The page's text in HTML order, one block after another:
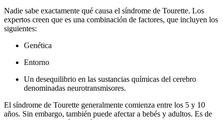
Nadie sabe exactamente qué causa el síndrome de Tourette. Los
expertos creen que es una combinación de factores, que incluyen los
siguientes:
Genética
Entorno
Un desequilibrio en las sustancias químicas del cerebro
denominadas neurotransmisores.
El síndrome de Tourette generalmente comienza entre los 5 y 10
años. Sin embargo, también puede afectar a bebés y adultos. Es de